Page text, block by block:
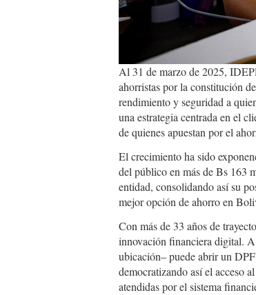
Al 31 de marzo de 2025,
ahorristas por la constitución
rendimiento y seguridad a
una estrategia centrada en el
de quienes apuestan por el
El crecimiento ha sido
del público en más de Bs 163
entidad, consolidando así su
mejor opción de ahorro en
Con más de 33 años de
innovación financiera digital.
ubicación– puede abrir un
democratizando así el acceso
atendidas por el sistema